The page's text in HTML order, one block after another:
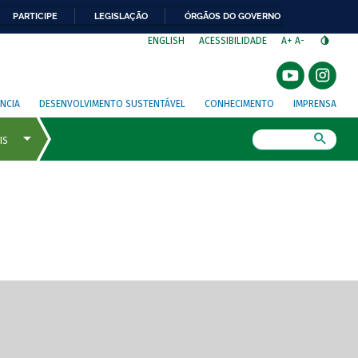
PARTICIPE LEGISLAÇÃO ÓRGÃOS DO GOVERNO
ENGLISH ACESSIBILIDADE A+ A-
DESENVOLVIMENTO SUSTENTÁVEL CONHECIMENTO IMPRENSA
de tela